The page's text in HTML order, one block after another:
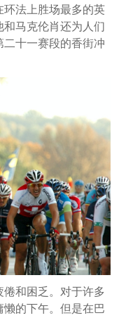
法上胜场最多的英
马克伦肖还为人们
十一赛段的香街冲
和困乏。对于许多
懒的下午。但是在巴